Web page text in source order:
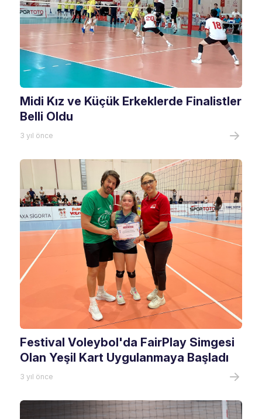
Midi Kız ve Küçük Erkeklerde Finalistler
Belli Oldu
3 yıl önce
Festival Voleybol'da FairPlay Simgesi
Olan Yeşil Kart Uygulanmaya Başladı
3 yıl önce